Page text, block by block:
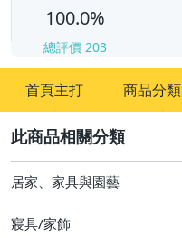
100.0%
總評價 203
首頁主打 商品分類
圖書/影音/文具
古董、藝術與礦石
居家、家具與園藝
寢具/家飾